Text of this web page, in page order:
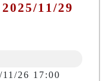
11/29
26 17:00